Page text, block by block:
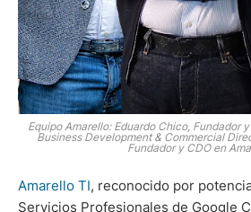
Equipo Amarello: Eduardo Chico, Fundador
Business Development & Commercial
Fundador y CDO en
Amarello TI, reconocido por
Servicios Profesionales de Google